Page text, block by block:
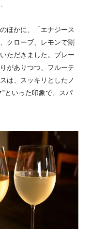
ほかに、「エナジース
クローブ、レモンで割
ただきました。プレー
がありつつ、フルーテ
は、スッキリとしたノ
”といった印象で、スパ